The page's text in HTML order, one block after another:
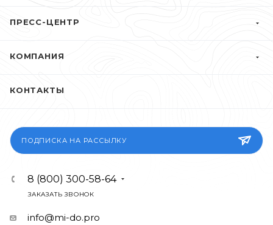
ПРЕСС-ЦЕНТР
КОМПАНИЯ
КОНТАКТЫ
ПОДПИСКА НА РАССЫЛКУ
8 (800) 300-58-64
ЗАКАЗАТЬ ЗВОНОК
info@mi-do.pro